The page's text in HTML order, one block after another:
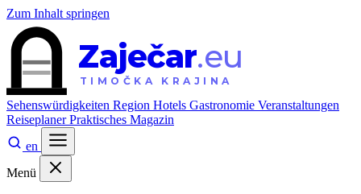
Zum Inhalt springen
Zaječar.eu
TIMOČKA KRAJINA
Sehenswürdigkeiten Region Hotels Gastronomie Veranstaltungen
ReiseplanerPraktisches Magazin
en
Menü